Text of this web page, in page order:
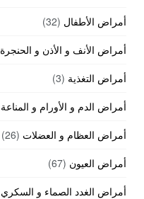
أمراض الأطفال (32)
أمراض الأنف و الأذن و الحنجرة
أمراض التغذية (3)
أمراض الدم و الأورام و المناعة
أمراض العظام و العضلات (26)
أمراض العيون (67)
أمراض الغدد الصماء و السكري